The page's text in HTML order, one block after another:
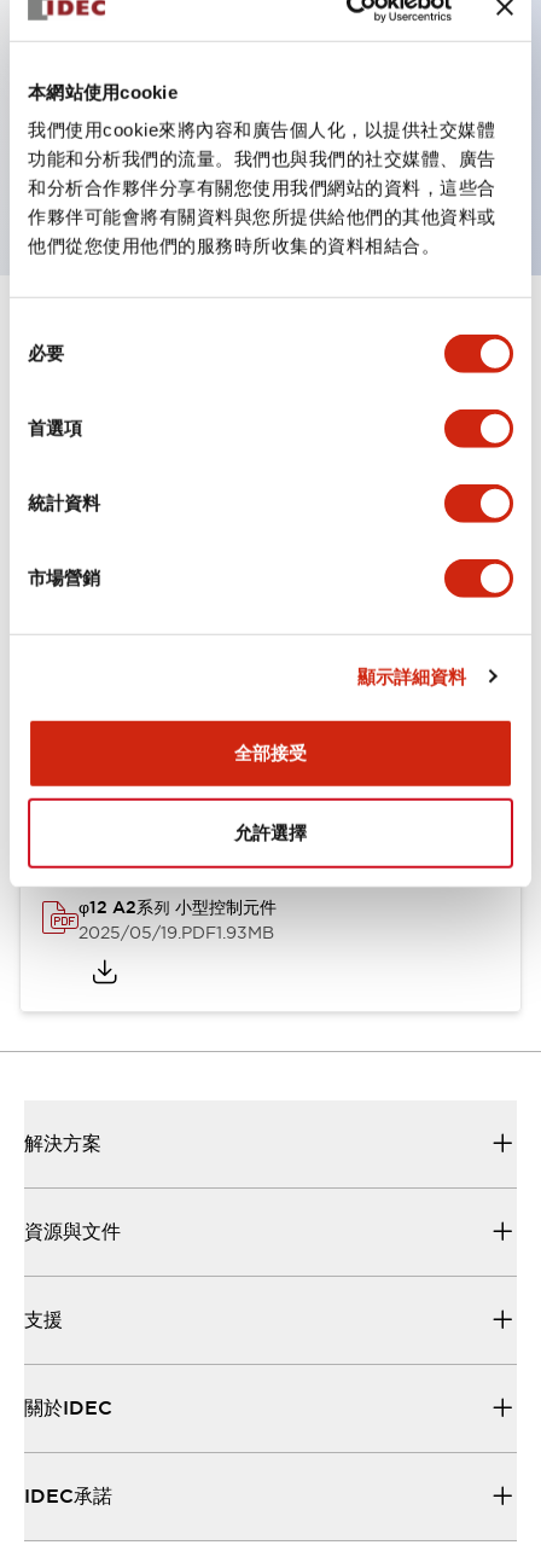
本網站使用cookie
我們使用cookie來將內容和廣告個人化，以提供社交媒體
功能和分析我們的流量。我們也與我們的社交媒體、廣告
和分析合作夥伴分享有關您使用我們網站的資料，這些合
作夥伴可能會將有關資料與您所提供給他們的其他資料或
他們從您使用他們的服務時所收集的資料相結合。
必要
首選項
統計資料
市場營銷
顯示詳細資料
全部接受
允許選擇
主要特點
具備保護結構IP40及IP65（IEC 60529）
平坦端子面。
UL・CSA認證品
規格 顯示全部+
機械規格
安裝和安裝規範
文件和檔案
型錄和宣傳手冊
φ12 A2系列 小型控制元件
2025/05/19.PDF1.93MB
解決方案
資源與文件
支援
關於IDEC
IDEC承諾